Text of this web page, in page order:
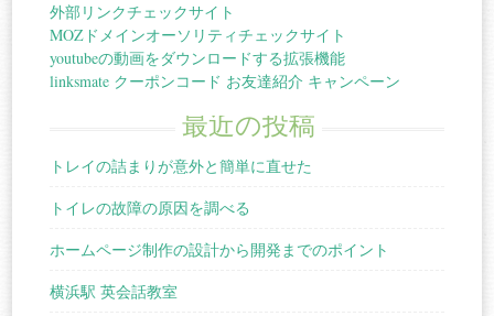
外部リンクチェックサイト
MOZドメインオーソリティチェックサイト
youtubeの動画をダウンロードする拡張機能
linksmate クーポンコード お友達紹介 キャンペーン
最近の投稿
トレイの詰まりが意外と簡単に直せた
トイレの故障の原因を調べる
ホームページ制作の設計から開発までのポイント
横浜駅 英会話教室